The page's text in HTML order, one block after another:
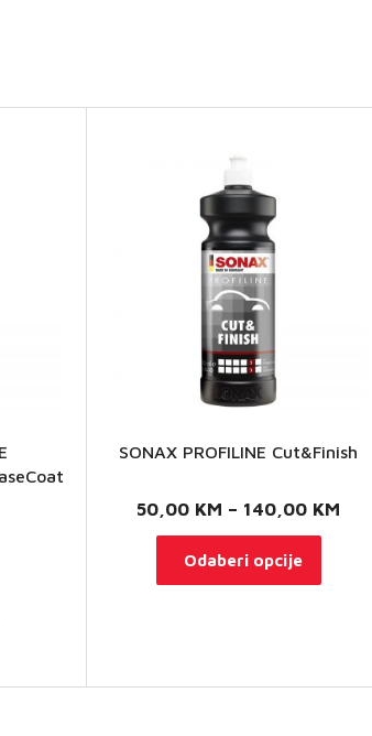
SONAX PROFILINE Cut&Finish
50,00 KM – 140,00 KM
Odaberi opcije